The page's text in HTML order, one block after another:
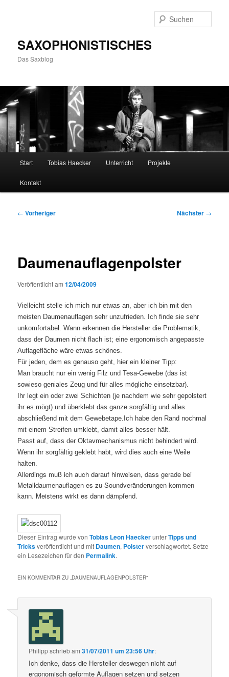
SAXOPHONISTISCHES
Das Saxblog
Start Tobias Haecker Unterricht Projekte
Kontakt
Beitragsnavigation
← Vorheriger Nächster →
Daumenauflagenpolster
Veröffentlicht am12/04/2009
Vielleicht stelle ich mich nur etwas an, aber ich bin mit den
meisten Daumenauflagen sehr unzufrieden. Ich finde sie sehr
unkomfortabel. Wann erkennen die Hersteller die Problematik,
dass der Daumen nicht flach ist; eine ergonomisch angepasste
Auflagefläche wäre etwas schönes.
Für jeden, dem es genauso geht, hier ein kleiner Tipp:
Man braucht nur ein wenig Filz und Tesa-Gewebe (das ist
sowieso geniales Zeug und für alles mögliche einsetzbar).
Ihr legt ein oder zwei Schichten (je nachdem wie sehr gepolstert
ihr es mögt) und überklebt das ganze sorgfältig und alles
abschließend mit dem Gewebetape. Ich habe den Rand nochmal
mit einem Streifen umklebt, damit alles besser hält.
Passt auf, dass der Oktavmechanismus nicht behindert wird.
Wenn ihr sorgfältig geklebt habt, wird dies auch eine Weile
halten.
Allerdings muß ich auch darauf hinweisen, dass gerade bei
Metalldaumenauflagen es zu Soundveränderungen kommen
kann. Meistens wirkt es dann dämpfend.
Dieser Eintrag wurde vonTobias Leon HaeckerunterTipps und
Tricksveröffentlicht und mit Daumen, Polsterverschlagwortet. Setze
ein Lesezeichen für den Permalink.
EIN KOMMENTAR ZU „DAUMENAUFLAGENPOLSTER“
Philippschriebam31/07/2011 um 23:56 Uhr:
Ich denke, dass die Hersteller deswegen nicht auf
ergonomisch geformte Auflagen setzen und setzen